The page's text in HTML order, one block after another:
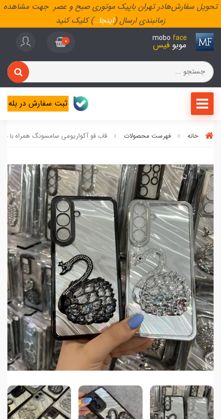
تحویل سفارش‌هادر تهران باپیک موتوری صبح و عصر جهت مشاهده
زمانبندی ارسال (اینجا..) کلیک کنید
mobo face
موبو فیس 0
ثبت سفارش در بله
خانه فهرست محصولات قاب قو آکواریومی سامسونگ همراه با